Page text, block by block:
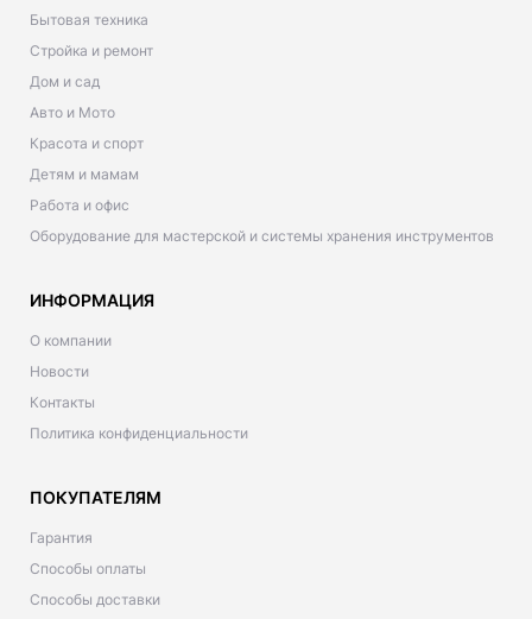
Бытовая техника
Стройка и ремонт
Дом и сад
Авто и Мото
Красота и спорт
Детям и мамам
Работа и офис
Оборудование для мастерской и системы хранения инструментов
ИНФОРМАЦИЯ
О компании
Новости
Контакты
Политика конфиденциальности
ПОКУПАТЕЛЯМ
Гарантия
Способы оплаты
Способы доставки